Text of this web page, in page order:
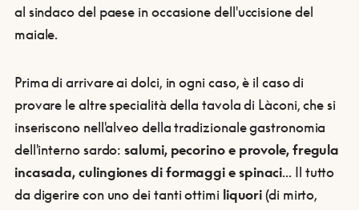
al sindaco del paese in occasione dell'uccisione del
maiale.
Prima di arrivare ai dolci, in ogni caso, è il caso di
provare le altre specialità della tavola di Làconi, che si
inseriscono nell'alveo della tradizionale gastronomia
dell'interno sardo:salumi, pecorino e provole, fregula
incasada, culingiones di formaggi e spinaci... Il tutto
da digerire con uno dei tanti ottimi liquori(di mirto,